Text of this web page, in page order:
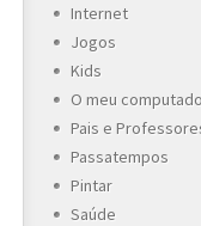
Internet
Jogos
Kids
O meu
Pais e
Passatempos
Pintar
Saúde